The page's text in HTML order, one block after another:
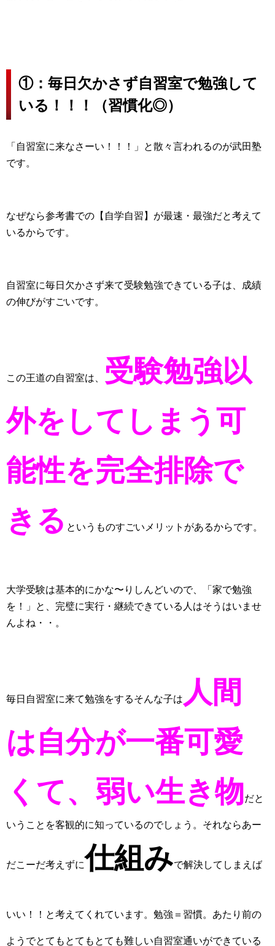
①：毎日欠かさず自習室で勉強して
いる！！！（習慣化◎）
「自習室に来なさーい！！！」と散々言われるのが武田塾
です。
なぜなら参考書での【自学自習】が最速・最強だと考えて
いるからです。
自習室に毎日欠かさず来て受験勉強できている子は、成績
の伸びがすごいです。
この王道の自習室は、
受験勉強以
外をしてしまう可
能性を完全排除で
きる というものすごいメリットがあるからです。
大学受験は基本的にかな〜りしんどいので、「家で勉強
を！」と、完璧に実行・継続できている人はそうはいませ
んよね・・。
毎日自習室に来て勉強をするそんな子は 人間
は自分が一番可愛
くて、弱い生き物だと
いうことを客観的に知っているのでしょう。それならあー
だこーだ考えずに仕組みで解決してしまえば
いい！！と考えてくれています。 勉強＝習慣。あたり前の
ようでとてもとてもとても難しい自習室通いができている